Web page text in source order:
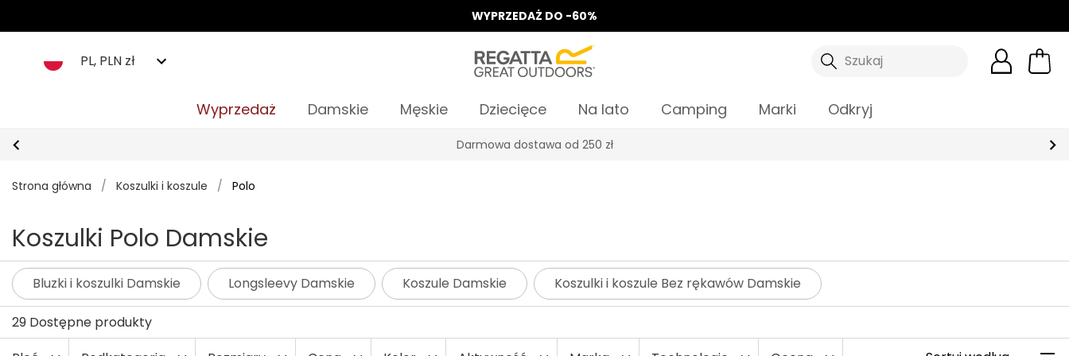
WYPRZEDAŻ DO -60%
PL, PLN zł Szukaj
Wyprzedaż Damskie Męskie Dziecięce Na lato Camping Marki Odkryj
Darmowa dostawa od 250 zł
Strona główna / Koszulki i koszule / Polo
Koszulki Polo Damskie
Bluzki i koszulki Damskie Longsleevy Damskie Koszule Damskie Koszulki i koszule Bez rękawów Damskie
29 Dostępne produkty